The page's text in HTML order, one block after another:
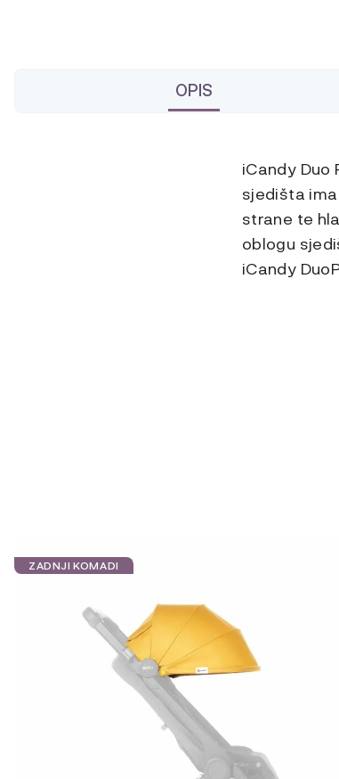
OPIS
iCandy Duo
sjedišta
strane te
oblogu
iCandy
ZADNJI KOMADI